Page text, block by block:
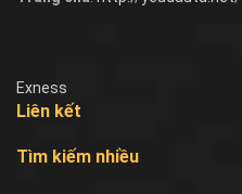
Exness
Liên kết
Tìm kiếm nhiều